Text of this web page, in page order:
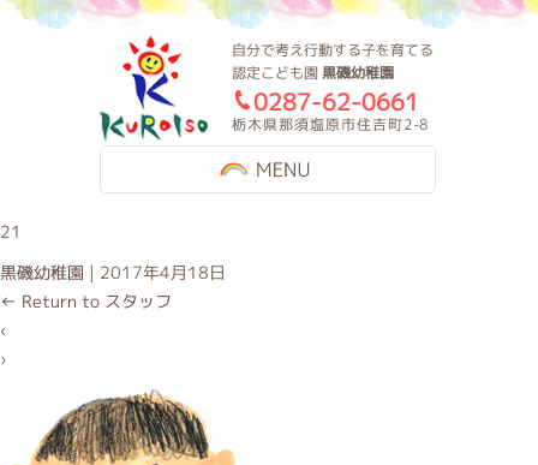
黒磯幼稚園
自分で考え行動する子を育てる
認定こども園黒磯幼稚園
0287-62-0661
栃木県那須塩原市住吉町2-8
21
黒磯幼稚園 | 2017年4月18日
← Return to スタッフ
‹
›